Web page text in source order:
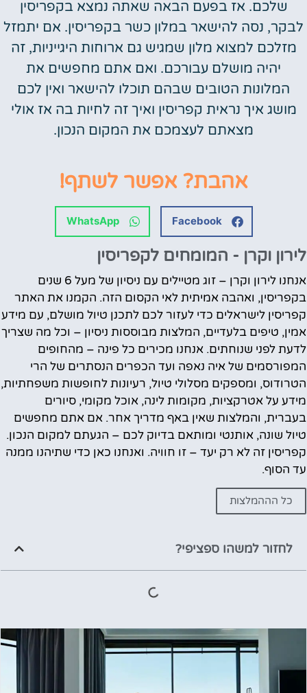
שלכם. אז בפעם הבאה שאתה נמצא בקפריסין
לבקר, נסה להישאר במלון כשר בקפריסין. אם יתמזל
מזלכם למצוא מלון שמגיש גם ארוחות היגייניות, זה
יהיה מושלם עבורכם. ואם אתם מחפשים את
המלונות הטובים שבהם תוכלו להישאר ואין לכם
מושג איך נראית קפריסין ואיך זה לחיות בה אז אולי
מצאתם לעצמכם את המקום הנכון.
אהבת? אפשר לשתף!
Facebook
WhatsApp
לירון וקרן - המומחים לקפריסין
אנחנו לירון וקרן – זוג מטיילים עם ניסיון של מעל 6 שנים
בקפריסין, ואהבה אמיתית לאי הקסום הזה. הקמנו את האתר
קפריסין לישראלים כדי לעזור לכם לתכנן טיול מושלם, עם מידע
אמין, טיפים בלעדיים, המלצות מבוססות ניסיון – וכל מה שצריך
לדעת לפני שנוחתים. אנחנו מכירים כל פינה – מהחופים
המפורסמים של איה נאפה ועד הכפרים הנסתרים של הרי
הטרודוס, ומספקים מסלולי טיול, רעיונות לחופשות משפחתיות,
מידע על אטרקציות, מקומות לינה, אוכל מקומי, סיורים
בעברית, והמלצות שאין באף מדריך אחר. אם אתם מחפשים
טיול שונה, אותנטי ומותאם בדיוק לכם – הגעתם למקום הנכון.
קפריסין זה לא רק יעד – זו חוויה. ואנחנו כאן כדי שתיהנו ממנה
עד הסוף.
כל הההמלצות
לחזור למשהו ספציפי?